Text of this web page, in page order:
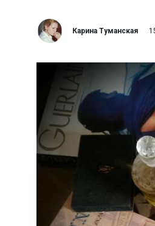
Карина Туманская